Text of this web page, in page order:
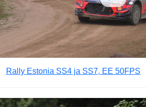
Rally Estonia SS4 ja SS7, EE 50FPS